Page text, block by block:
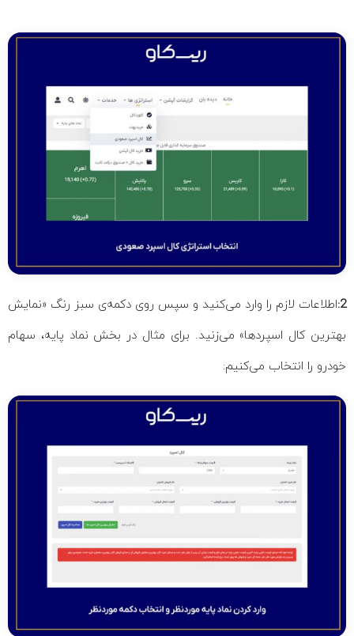
2:اطلاعات لازم را وارد می‌کنید و سپس روی دکمه‌ی سبز رنگ «نمایش
بهترین کال اسپردها» می‌زنید. برای مثال در بخش نماد پایه، سهام
خودرو را انتخاب می‌کنیم: